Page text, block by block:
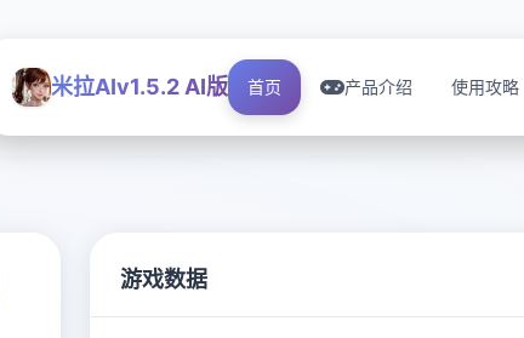
米拉AIv1.5.2 AI版 首页 产品介绍 使用攻略
游戏数据